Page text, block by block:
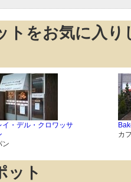
トをお気に入
イ・デル・クロワッサ
ン
カ
ット